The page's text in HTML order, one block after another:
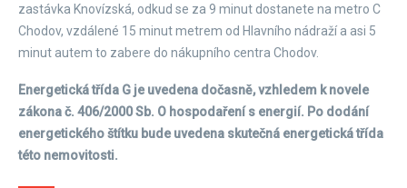
zastávka Knovízská, odkud se za 9 minut dostanete na metro C
Chodov, vzdálené 15 minut metrem od Hlavního nádraží a asi 5
minut autem to zabere do nákupního centra Chodov.
Energetická třída G je uvedena dočasně, vzhledem k novele
zákona č. 406/2000 Sb. O hospodaření s energií. Po dodání
energetického štítku bude uvedena skutečná energetická třída
této nemovitosti.